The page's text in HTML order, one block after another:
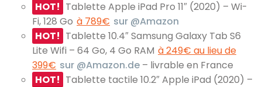
HOT! Tablette Apple iPad Pro 11″ (2020) – Wi-
Fi, 128 Go à 789€ sur @Amazon
HOT! Tablette 10.4″ Samsung Galaxy Tab S6
Lite Wifi – 64 Go, 4 Go RAM à 249€ au lieu de
399€ sur @Amazon.de – livrable en France
HOT! Tablette tactile 10.2″ Apple iPad (2020) –